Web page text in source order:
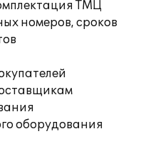
ТМЦ
номеров, сроков
оборудования